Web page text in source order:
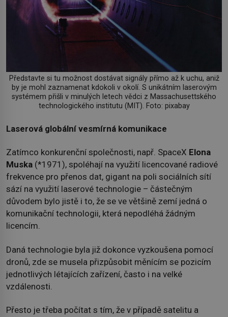
Představte si tu možnost dostávat signály přímo až k uchu, aniž
by je mohl zaznamenat kdokoli v okolí. S unikátním laserovým
systémem přišli v minulých letech vědci z Massachusettského
technologického institutu (MIT). Foto: pixabay
Laserová globální vesmírná komunikace
Zatímco konkurenční společnosti, např. SpaceX Elona
Muska (*1971), spoléhají na využití licencované radiové
frekvence pro přenos dat, gigant na poli sociálních sítí
sází na využití laserové technologie – částečným
důvodem bylo jistě i to, že se ve většině zemí jedná o
komunikační technologii, která nepodléhá žádným
licencím.
Daná technologie byla již dokonce vyzkoušena pomocí
dronů, zde se musela přizpůsobit měnícím se pozicím
jednotlivých létajících zařízení, často i na velké
vzdálenosti.
Přesto je třeba počítat s tím, že v případě satelitu a